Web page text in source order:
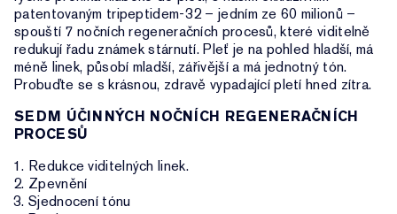
patentovaným tripeptidem-32 – jedním ze 60 milionů –
spouští 7 nočních regeneračních procesů, které viditelně
redukují řadu známek stárnutí. Pleť je na pohled hladší, má
méně linek, působí mladší, zářivější a má jednotný tón.
Probuďte se s krásnou, zdravě vypadající pletí hned zítra.
SEDM ÚČINNÝCH NOČNÍCH REGENERAČNÍCH
PROCESŮ
Redukce viditelných linek.
Zpevnění
Sjednocení tónu